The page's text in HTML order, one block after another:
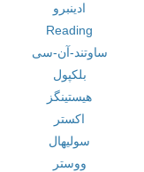
ادینبرو
Reading
ساوتند-آن-سی
بلکپول
هیستینگز
اکستر
سولیهال
ووستر